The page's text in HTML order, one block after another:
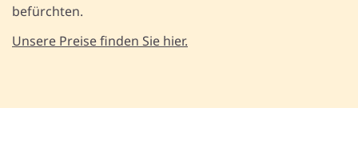
befürchten.
Unsere Preise finden Sie hier.